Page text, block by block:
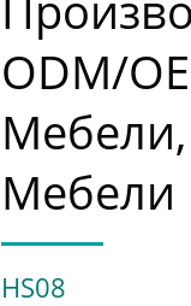
ODM/
Мебели
HS08